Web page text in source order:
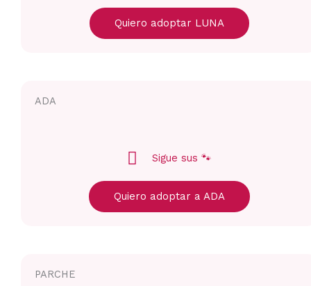
Quiero adoptar LUNA
ADA
Sigue sus 🐾
Quiero adoptar a ADA
PARCHE